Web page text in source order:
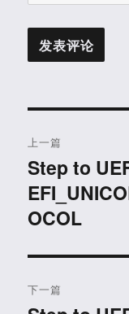
章
导
航
上一篇
上
篇
文
Step to
OCOL
下一篇